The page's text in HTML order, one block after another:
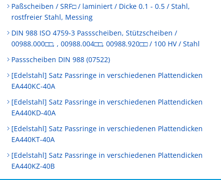
Paßscheiben / SRF□ / laminiert / Dicke 0.1 - 0.5 / Stahl,
rostfreier Stahl, Messing
DIN 988 ISO 4759-3 Passscheiben, Stützscheiben /
00988.000□□, , 00988.004□□, 00988.920□□ / 100 HV / Stahl
Passscheiben DIN 988 (07522)
[Edelstahl] Satz Passringe in verschiedenen Plattendicken
EA440KC-40A
[Edelstahl] Satz Passringe in verschiedenen Plattendicken
EA440KD-40A
[Edelstahl] Satz Passringe in verschiedenen Plattendicken
EA440KT-40A
[Edelstahl] Satz Passringe in verschiedenen Plattendicken
EA440KZ-40B